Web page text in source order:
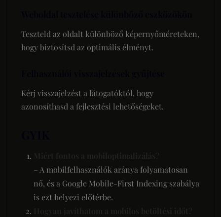
Teszteld az oldalt különböző képernyőméreteken,
hogy biztosítsd az optimális élményt.
Kérj visszajelzést a látogatóktól, hogy
azonosíthasd a fejlesztési lehetőségeket.
Miért fontos a mobiloptimalizálás?
– A mobilfelhasználók aránya folyamatosan
nő, és a Google Mobile-First Indexing szabálya
is ezt helyezi előtérbe.
Hogyan javíthatom a mobilos betöltési időt?